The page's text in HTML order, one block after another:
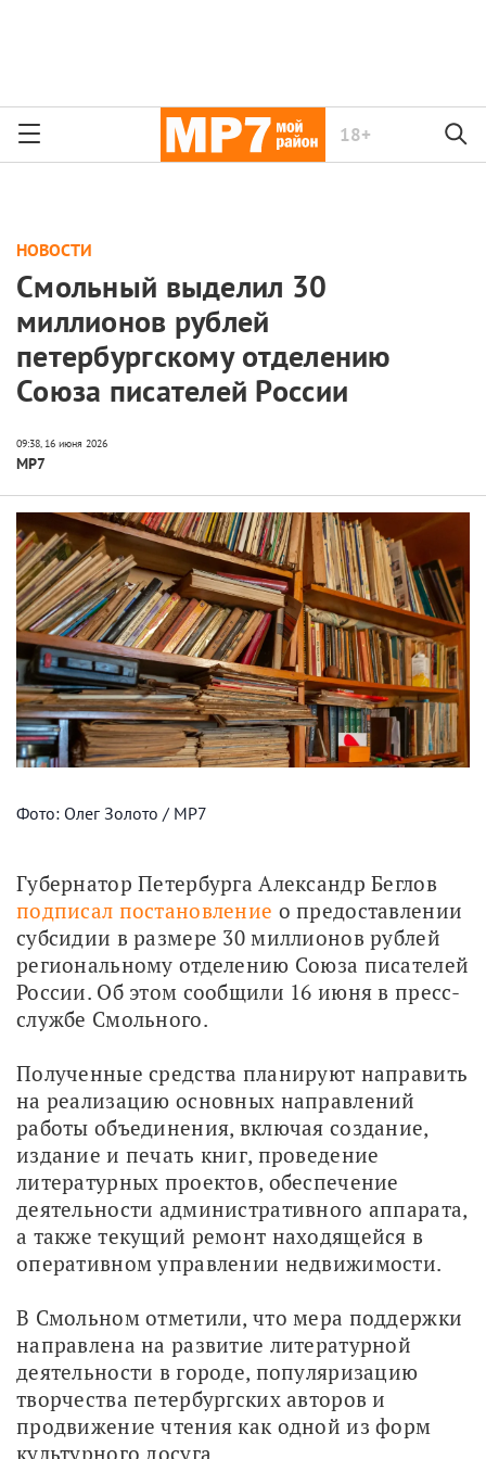
18+
НОВОСТИ
Смольный выделил 30
миллионов рублей
петербургскому отделению
Союза писателей России
МР7
Фото: Олег Золото / МР7
подписал постановление о предоставлении
субсидии в размере 30 миллионов рублей
региональному отделению Союза писателей
России. Об этом сообщили 16 июня в пресс-
службе Смольного.
Полученные средства планируют направить
на реализацию основных направлений
работы объединения, включая создание,
издание и печать книг, проведение
литературных проектов, обеспечение
деятельности административного аппарата,
а также текущий ремонт находящейся в
оперативном управлении недвижимости.
В Смольном отметили, что мера поддержки
направлена на развитие литературной
деятельности в городе, популяризацию
творчества петербургских авторов и
продвижение чтения как одной из форм
культурного досуга.